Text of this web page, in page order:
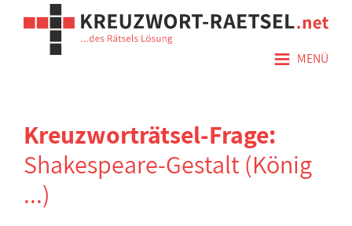
≡ MENÜ
Kreuzworträtsel-Frage:
Shakespeare-Gestalt (König
...)